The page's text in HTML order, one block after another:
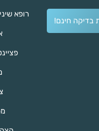
בדיקה חינם!
רופא